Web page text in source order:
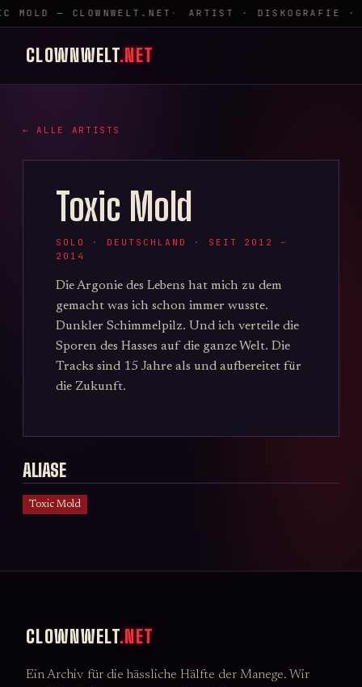
MOLD — CLOWNWELT.NET ARTIST · DISKOGRAFIE ·
CLOWNWELT.NET
← ALLE ARTISTS
Toxic Mold
SOLO · DEUTSCHLAND · SEIT 2012 –
2014
Die Argonie des Lebens hat mich zu dem
gemacht was ich schon immer wusste.
Dunkler Schimmelpilz. Und ich verteile die
Sporen des Hasses auf die ganze Welt. Die
Tracks sind 15 Jahre als und aufbereitet für
die Zukunft.
ALIASE
Toxic Mold
CLOWNWELT.NET
Ein Archiv für die hässliche Hälfte der Manege. Wir